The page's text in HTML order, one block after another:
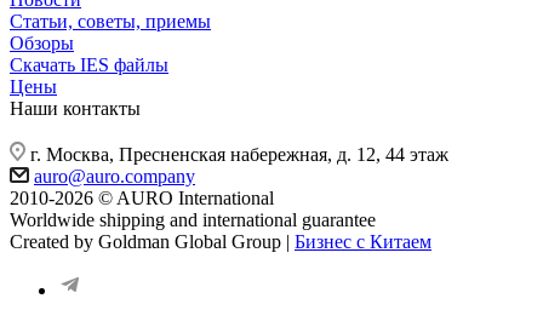
Статьи, советы, приемы
Обзоры
Скачать IES файлы
Цены
Наши контакты
г. Москва, Пресненская набережная, д. 12, 44 этаж
auro@auro.company
2010-2026 © AURO International
Worldwide shipping and international guarantee
Created by Goldman Global Group | Бизнес с Китаем